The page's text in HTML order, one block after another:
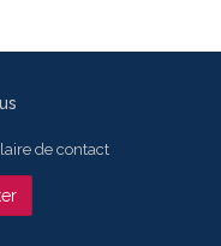
de contact